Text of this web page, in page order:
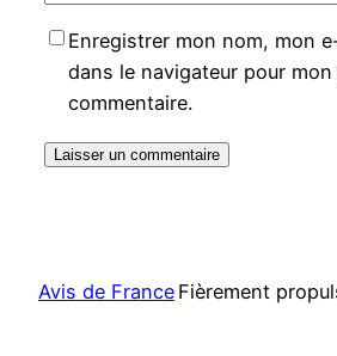
Enregistrer mon nom, mon
dans le navigateur pour
commentaire.
Avis de France Fièrement